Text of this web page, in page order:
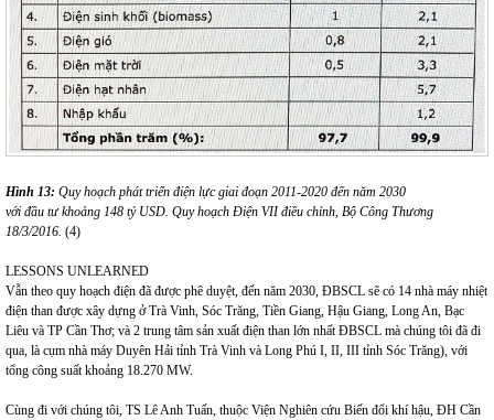
Hình 13: Quy hoạch phát triển điện lực giai đoạn 2011-2020 đến năm 2030
với đầu tư khoảng 148 tỷ USD. Quy hoạch Điện VII điều chỉnh, Bộ Công Thương
18/3/2016. (4)
LESSONS UNLEARNED
Vẫn theo quy hoạch điện đã được phê duyệt, đến năm 2030, ĐBSCL sẽ có 14 nhà máy nhiệt
điện than được xây dựng ở Trà Vinh, Sóc Trăng, Tiền Giang, Hậu Giang, Long An, Bạc
Liêu và TP Cần Thơ; và 2 trung tâm sản xuất điện than lớn nhất ĐBSCL mà chúng tôi đã đi
qua, là cụm nhà máy Duyên Hải tỉnh Trà Vinh và Long Phú I, II, III tỉnh Sóc Trăng), với
tổng công suất khoảng 18.270 MW.
Cùng đi với chúng tôi, TS Lê Anh Tuấn, thuộc Viện Nghiên cứu Biến đổi khí hậu, ĐH Cần